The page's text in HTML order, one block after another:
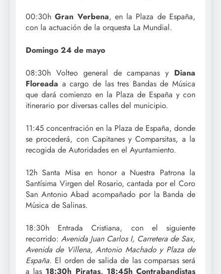
00:30h Gran Verbena, en la Plaza de España,
con la actuación de la orquesta La Mundial.
Domingo 24 de mayo
08:30h Volteo general de campanas y Diana
Floreada a cargo de las tres Bandas de Música
que dará comienzo en la Plaza de España y con
itinerario por diversas calles del municipio.
11:45 concentración en la Plaza de España, donde
se procederá, con Capitanes y Comparsitas, a la
recogida de Autoridades en el Ayuntamiento.
12h Santa Misa en honor a Nuestra Patrona la
Santísima Virgen del Rosario, cantada por el Coro
San Antonio Abad acompañado por la Banda de
Música de Salinas.
18:30h Entrada Cristiana, con el siguiente
recorrido: Avenida Juan Carlos I, Carretera de Sax,
Avenida de Villena, Antonio Machado y Plaza de
España. El orden de salida de las comparsas será
a las 18:30h Piratas, 18:45h Contrabandistas